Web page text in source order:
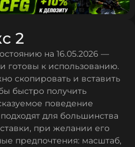
2
на 16.05.2026 —
готовы к использованию.
скопировать и вставить
быстро получить
поведение
для большинства
при желании его
предпочтения: масштаб,